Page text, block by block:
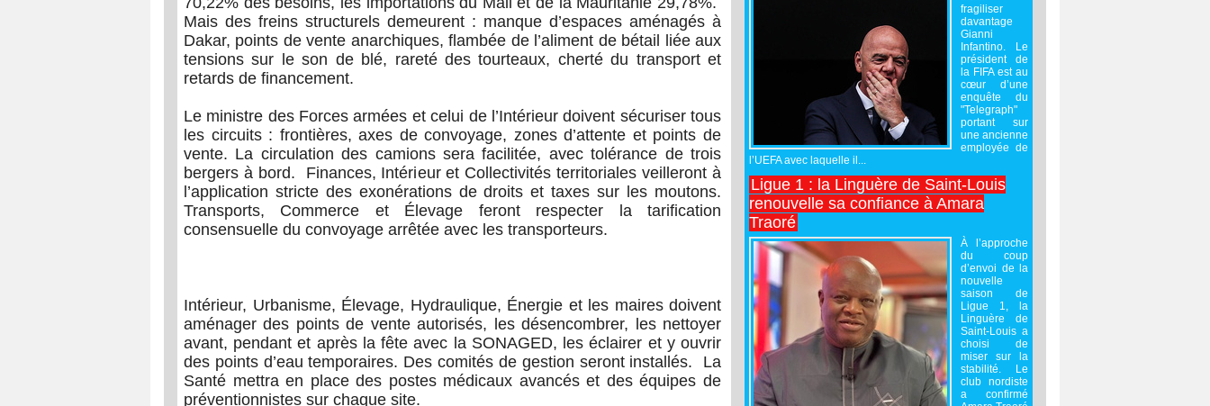
Mais des freins structurels demeurent : manque d’espaces aménagés à
Dakar, points de vente anarchiques, flambée de l’aliment de bétail liée aux
tensions sur le son de blé, rareté des tourteaux, cherté du transport et
retards de financement.
Le ministre des Forces armées et celui de l’Intérieur doivent sécuriser tous
les circuits : frontières, axes de convoyage, zones d’attente et points de
vente. La circulation des camions sera facilitée, avec tolérance de trois
bergers à bord. Finances, Intérieur et Collectivités territoriales veilleront à
l’application stricte des exonérations de droits et taxes sur les moutons.
Transports, Commerce et Élevage feront respecter la tarification
consensuelle du convoyage arrêtée avec les transporteurs.
Intérieur, Urbanisme, Élevage, Hydraulique, Énergie et les maires doivent
aménager des points de vente autorisés, les désencombrer, les nettoyer
avant, pendant et après la fête avec la SONAGED, les éclairer et y ouvrir
des points d’eau temporaires. Des comités de gestion seront installés. La
Santé mettra en place des postes médicaux avancés et des équipes de
préventionnistes sur chaque site.
fragiliser
davantage
Gianni
Infantino. Le
président de
la FIFA est au
cœur d’une
enquête du
"Telegraph"
portant sur
une ancienne
employée de
l’UEFA avec laquelle il...
Ligue 1 : la Linguère de Saint-Louis
renouvelle sa confiance à Amara
Traoré
À l’approche
du coup
d’envoi de la
nouvelle
saison de
Ligue 1, la
Linguère de
Saint-Louis a
choisi de
miser sur la
stabilité. Le
club nordiste
a confirmé